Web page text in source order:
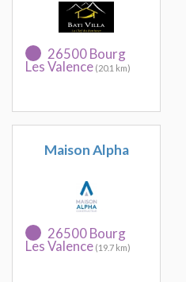
26500 Bourg
Les Valence (20.1 km)
Maison Alpha
26500 Bourg
Les Valence (19.7 km)